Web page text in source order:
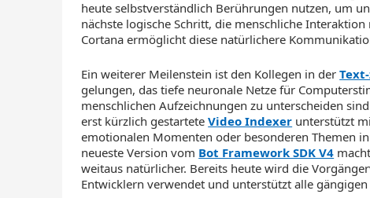
heute selbstverständlich Berührungen nutzen, um
nächste logische Schritt, die menschliche
Cortana ermöglicht diese natürlichere
Ein weiterer Meilenstein ist den Kollegen in der
gelungen, das tiefe neuronale Netze für
menschlichen Aufzeichnungen zu unterscheiden
erst kürzlich gestarteteVideo Indexer unterstützt
emotionalen Momenten oder besonderen Themen
neueste Version vom Bot Framework SDK V4
weitaus natürlicher. Bereits heute wird die
Entwicklern verwendet und unterstützt alle